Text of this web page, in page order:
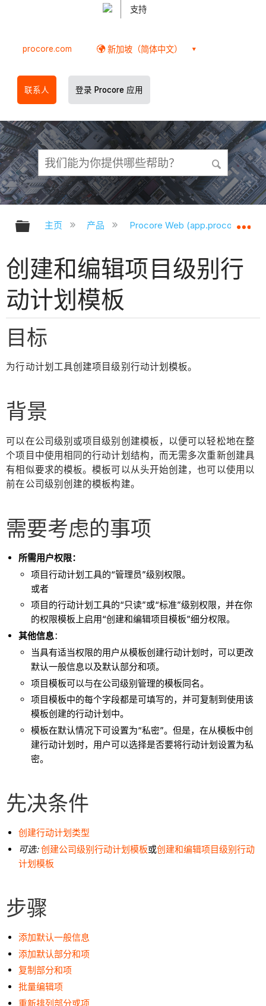
支持
procore.com 新加坡（简体中文）
联系人 登录 Procore 应用
扩展/隐缩全局层次
主页 产品 Procore Web
创建和编辑项目级别行
动计划模板
目标
为行动计划工具创建项目级别行动计划模板。
背景
可以在公司级别或项目级别创建模板，以便可以轻松地在整
个项目中使用相同的行动计划结构，而无需多次重新创建具
有相似要求的模板。模板可以从头开始创建，也可以使用以
前在公司级别创建的模板构建。
需要考虑的事项
所需用户权限：
项目行动计划工具的“管理员”级别权限。
或者
项目的行动计划工具的“只读”或“标准”级别权限，并在你
的权限模板上启用“创建和编辑项目模板”细分权限。
其他信息：
当具有适当权限的用户从模板创建行动计划时，可以更改
默认一般信息以及默认部分和项。
项目模板可以与在公司级别管理的模板同名。
项目模板中的每个字段都是可填写的，并可复制到使用该
模板创建的行动计划中。
模板在默认情况下可设置为“私密”。但是，在从模板中创
建行动计划时，用户可以选择是否要将行动计划设置为私
密。
先决条件
创建行动计划类型
可选: 创建公司级别行动计划模板或创建和编辑项目级别行动
计划模板
步骤
添加默认一般信息
添加默认部分和项
复制部分和项
批量编辑项
重新排列部分或项